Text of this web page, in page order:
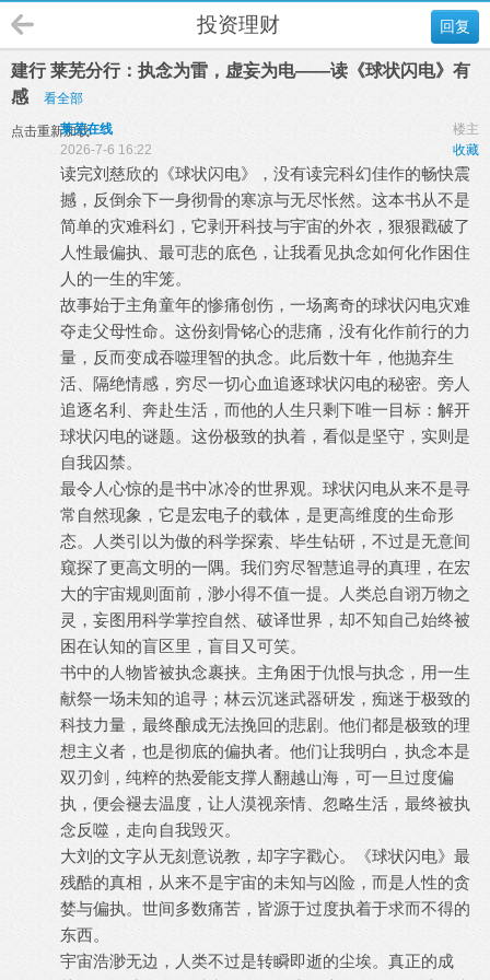
回复
投资理财
建行 莱芜分行：执念为雷，虚妄为电——读《球状闪电》有
感
看全部
点击重新加载 楼主
莱芜在线
收藏
2026-7-6 16:22
读完刘慈欣的《球状闪电》，没有读完科幻佳作的畅快震
撼，反倒余下一身彻骨的寒凉与无尽怅然。这本书从不是
简单的灾难科幻，它剥开科技与宇宙的外衣，狠狠戳破了
人性最偏执、最可悲的底色，让我看见执念如何化作困住
人的一生的牢笼。
故事始于主角童年的惨痛创伤，一场离奇的球状闪电灾难
夺走父母性命。这份刻骨铭心的悲痛，没有化作前行的力
量，反而变成吞噬理智的执念。此后数十年，他抛弃生
活、隔绝情感，穷尽一切心血追逐球状闪电的秘密。旁人
追逐名利、奔赴生活，而他的人生只剩下唯一目标：解开
球状闪电的谜题。这份极致的执着，看似是坚守，实则是
自我囚禁。
最令人心惊的是书中冰冷的世界观。球状闪电从来不是寻
常自然现象，它是宏电子的载体，是更高维度的生命形
态。人类引以为傲的科学探索、毕生钻研，不过是无意间
窥探了更高文明的一隅。我们穷尽智慧追寻的真理，在宏
大的宇宙规则面前，渺小得不值一提。人类总自诩万物之
灵，妄图用科学掌控自然、破译世界，却不知自己始终被
困在认知的盲区里，盲目又可笑。
书中的人物皆被执念裹挟。主角困于仇恨与执念，用一生
献祭一场未知的追寻；林云沉迷武器研发，痴迷于极致的
科技力量，最终酿成无法挽回的悲剧。他们都是极致的理
想主义者，也是彻底的偏执者。他们让我明白，执念本是
双刃剑，纯粹的热爱能支撑人翻越山海，可一旦过度偏
执，便会褪去温度，让人漠视亲情、忽略生活，最终被执
念反噬，走向自我毁灭。
大刘的文字从无刻意说教，却字字戳心。《球状闪电》最
残酷的真相，从来不是宇宙的未知与凶险，而是人性的贪
婪与偏执。世间多数痛苦，皆源于过度执着于求而不得的
东西。
宇宙浩渺无边，人类不过是转瞬即逝的尘埃。真正的成